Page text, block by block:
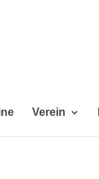
Verein